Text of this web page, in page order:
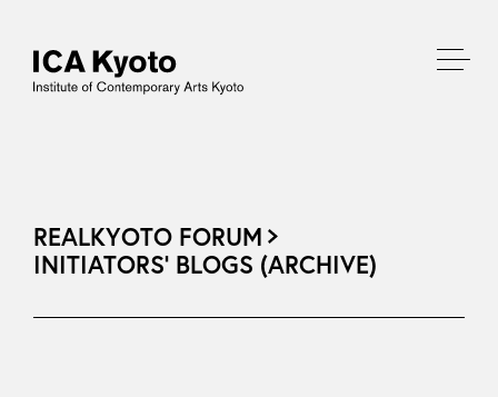
REALKYOTO FORUM
INITIATORS’ BLOGS (ARCHIVE)